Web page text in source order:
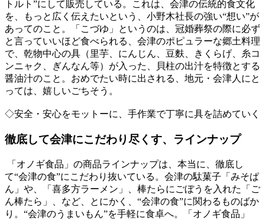
トルト”にして販売している。これは、会津の伝統的食文化
を、もっと広く伝えたいという、小野木社長の強い“想い”が
あってのこと。「こづゆ」というのは、冠婚葬祭の際に必ず
と言っていいほど食べられる、会津のポピュラーな郷土料理
で、乾物中心の具（里芋、にんじん、豆麩、きくらげ、糸コ
ンニャク、ぎんなん等）が入った、貝柱の出汁を特徴とする
醤油汁のこと。おめでたい時に出される、地元・会津人にと
っては、嬉しいごちそう。
◇安全・安心をモットーに、手作業で丁寧に具を詰めていく
徹底して会津にこだわり尽くす、ラインナップ
「オノギ食品」の商品ラインナップは、本当に、徹底し
て“会津の食”にこだわり抜いている。会津の駄菓子「みそぱ
ん」や、「喜多方ラーメン」、棒たらにごぼうを入れた「ご
ん棒たら」、など、とにかく、“会津の食”に関わるものばか
り。“会津のうまいもん”を手軽に食卓へ。「オノギ食品」